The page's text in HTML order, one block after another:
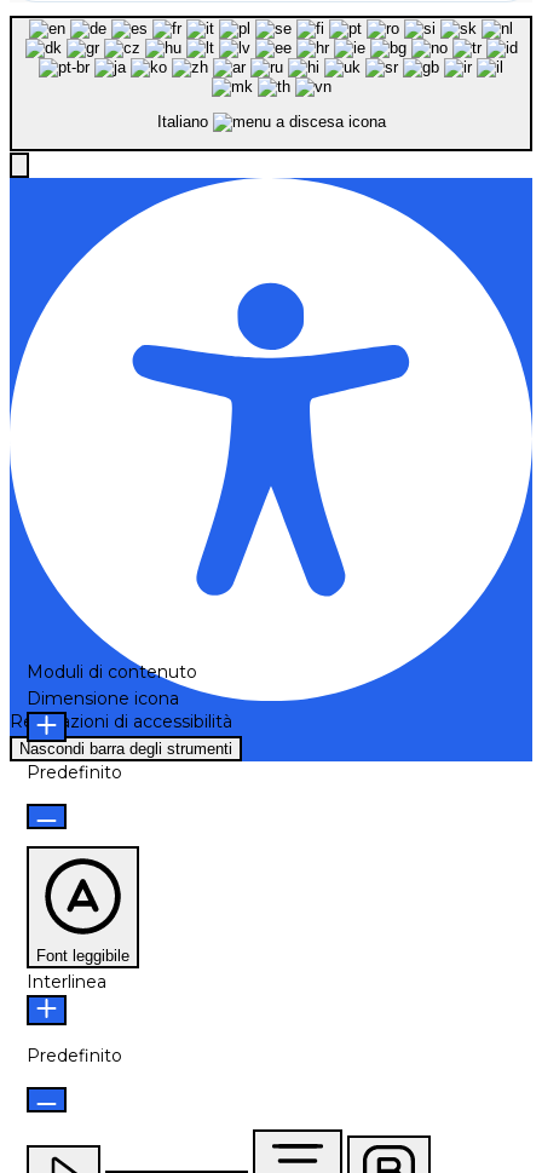
Italiano
Regolazioni di accessibilità
Nascondi barra degli strumenti
Moduli di contenuto
Dimensione icona
Predefinito
Font leggibile
Interlinea
Predefinito